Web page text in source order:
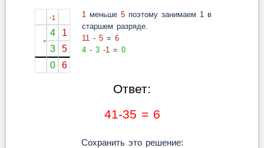
-1
-
4
1
3
5
0
6
1 меньше 5 поэтому занимаем 1 в
старшем разряде.
11 - 5 = 6
4 - 3 -1 = 0
Ответ:
41-35 = 6
Сохранить это решение: